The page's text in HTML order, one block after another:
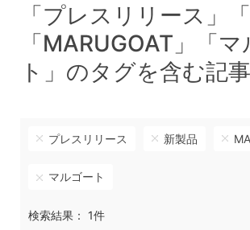
「プレスリリース」
「MARUGOAT」「
ト」のタグを含む記事
プレスリリース 新製品
マルゴート
検索結果： 1件